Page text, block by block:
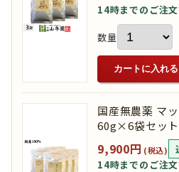
14時までのご注
数量
カートに入れる
国産無農薬 マ
60g×6袋セット
9,900円 (税込)
14時までのご注